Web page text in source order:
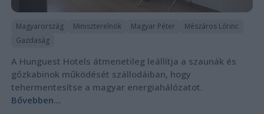
Magyarország Miniszterelnök Magyar Péter
Mészáros Lőrinc
Gazdaság
A Hunguest Hotels átmenetileg leállítja a szaunák és
gőzkabinok működését szállodáiban, hogy
tehermentesítse a magyar energiahálózatot.
Bővebben...